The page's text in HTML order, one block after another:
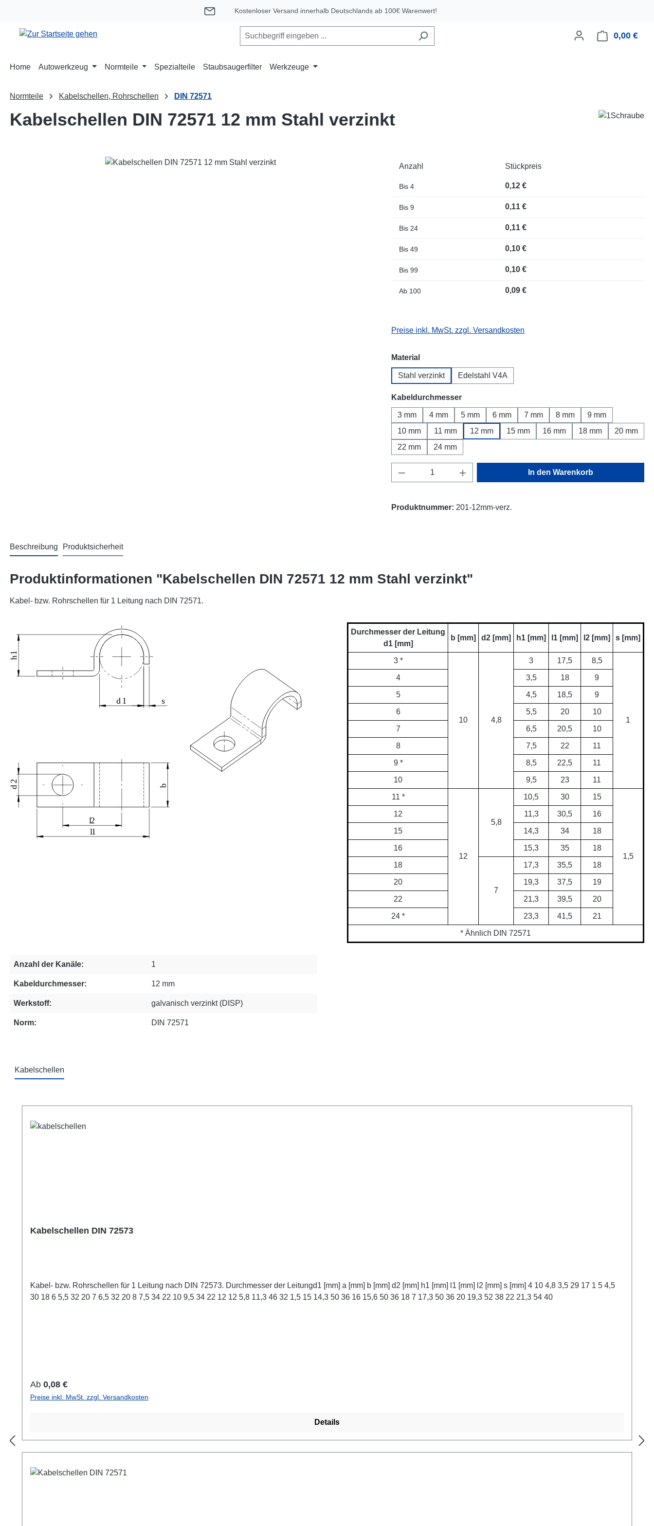
Kostenloser Versand innerhalb Deutschlands ab 100€ Warenwert!
0,00 €
Home Autowerkzeug Normteile Spezialteile Staubsaugerfilter Werkzeuge
Normteile Kabelschellen, Rohrschellen DIN 72571
Kabelschellen DIN 72571 12 mm Stahl verzinkt
Anzahl Stückpreis
Bis 4 0,12 €
Bis 9 0,11 €
Bis 24 0,11 €
Bis 49 0,10 €
Bis 99 0,10 €
Ab 100 0,09 €
Preise inkl. MwSt. zzgl. Versandkosten
Materialauswählen
Stahl verzinkt Edelstahl V4A
Kabeldurchmesserauswählen
3 mm 4 mm 5 mm 6 mm 7 mm 8 mm
9 mm
10 mm
11 mm 12 mm 15 mm 16 mm 18 mm
20 mm
22 mm
24 mm
Produkt Anzahl: Gib den gewünschten Wert ein
In den Warenkorb
Produktnummer: 201-12mm-verz.
Beschreibung Produktsicherheit
Produktinformationen "Kabelschellen DIN 72571 12 mm Stahl verzinkt"
Kabel- bzw. Rohrschellen für 1 Leitung nach DIN 72571.
Durchmesser der Leitung
d1 [mm]
b [mm] d2 [mm] h1 [mm] l1 [mm] l2 [mm] s [mm]
3 *
10 4,8
3 17,5 8,5
1
4 3,5 18 9
5 4,5 18,5 9
6 5,5 20 10
7 6,5 20,5 10
8 7,5 22 11
9 * 8,5 22,5 11
10 9,5 23 11
11 *
12
5,8
10,5 30 15
1,5
12 11,3 30,5 16
15 14,3 34 18
16 15,3 35 18
18
7
17,3 35,5 18
20 19,3 37,5 19
22 21,3 39,5 20
24 * 23,3 41,5 21
* Ähnlich DIN 72571
Anzahl der Kanäle: 1
Kabeldurchmesser: 12 mm
Werkstoff: galvanisch verzinkt (DISP)
Norm: DIN 72571
Kabelschellen
Kabelschellen DIN 72573
Kabel- bzw. Rohrschellen für 1 Leitung nach DIN 72573. Durchmesser der Leitungd1 [mm] a [mm] b [mm] d2 [mm] h1 [mm] l1 [mm] l2 [mm] s [mm] 4 10 4,8 3,5 29 17 1 5 4,5
30 18 6 5,5 32 20 7 6,5 32 20 8 7,5 34 22 10 9,5 34 22 12 12 5,8 11,3 46 32 1,5 15 14,3 50 36 16 15,6 50 36 18 7 17,3 50 36 20 19,3 52 38 22 21,3 54 40
Regulärer Preis:
Ab 0,08 €
Preise inkl. MwSt. zzgl. Versandkosten
Details